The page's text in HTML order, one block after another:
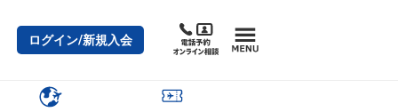
ログイン/新規入会